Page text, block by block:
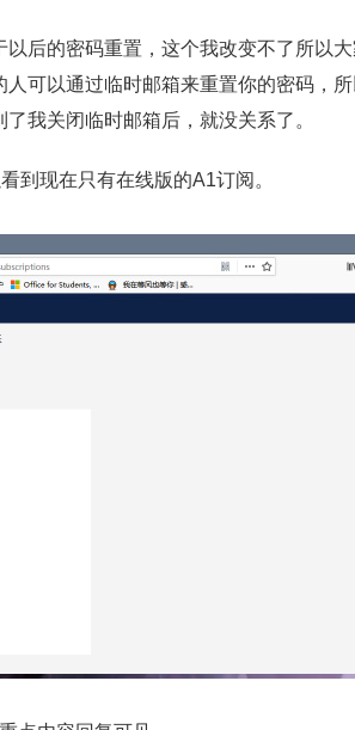
后的密码重置，这个我改变不了所以
可以通过临时邮箱来重置你的密码，
我关闭临时邮箱后，就没关系了。
到现在只有在线版的A1订阅。